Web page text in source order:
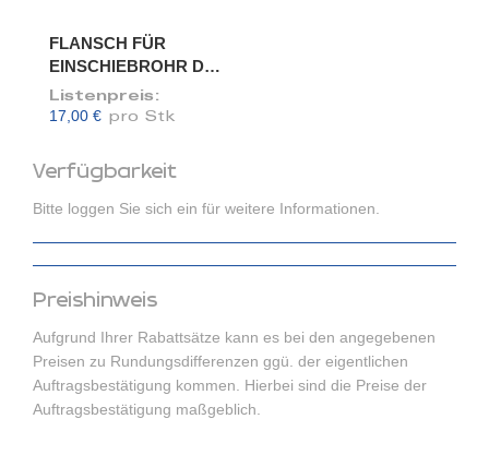
Verfügbarkeit
Bitte loggen Sie sich ein für weitere Informationen.
Preishinweis
Aufgrund Ihrer Rabattsätze kann es bei den angegebenen
Preisen zu Rundungsdifferenzen ggü. der eigentlichen
Auftragsbestätigung kommen. Hierbei sind die Preise der
Auftragsbestätigung maßgeblich.
FLANSCH FÜR
EINSCHIEBROHR DN
80/78
Listenpreis:
17,00 € pro Stk